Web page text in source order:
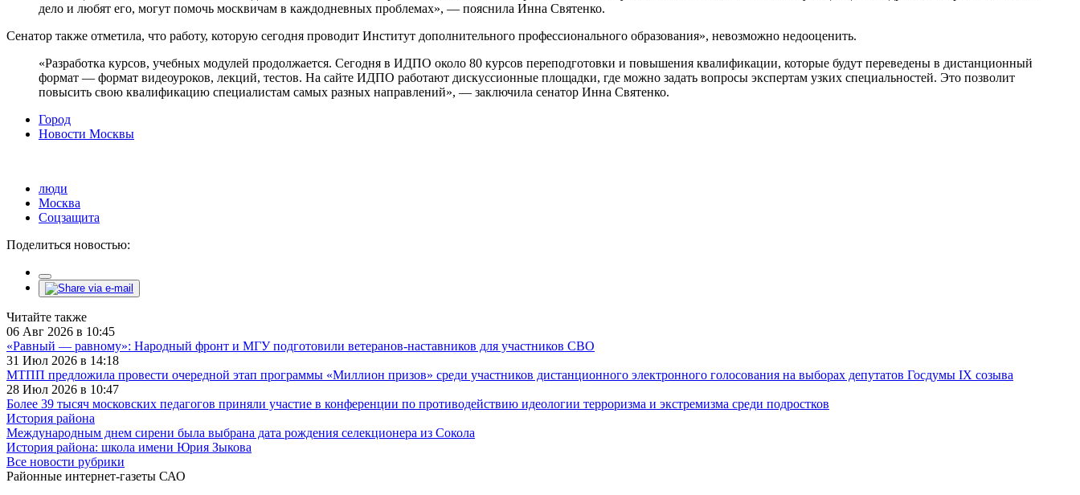
дело и любят его, могут помочь москвичам в каждодневных проблемах», — пояснила Инна Святенко.
Сенатор также отметила, что работу, которую сегодня проводит Институт дополнительного профессионального образования», невозможно недооценить.
«Разработка курсов, учебных модулей продолжается. Сегодня в ИДПО около 80 курсов переподготовки и повышения квалификации, которые будут переведены в дистанционный
формат — формат видеоуроков, лекций, тестов. На сайте ИДПО работают дискуссионные площадки, где можно задать вопросы экспертам узких специальностей. Это позволит
повысить свою квалификацию специалистам самых разных направлений», — заключила сенатор Инна Святенко.
Город
Новости Москвы
люди
Москва
Соцзащита
Поделиться новостью:
Читайте также
06 Авг 2026 в 10:45
«Равный — равному»: Народный фронт и МГУ подготовили ветеранов-наставников для участников СВО
31 Июл 2026 в 14:18
МТПП предложила провести очередной этап программы «Миллион призов» среди участников дистанционного электронного голосования на выборах депутатов Госдумы IX созыва
28 Июл 2026 в 10:47
Более 39 тысяч московских педагогов приняли участие в конференции по противодействию идеологии терроризма и экстремизма среди подростков
История района
Международным днем сирени была выбрана дата рождения селекционера из Сокола
История района: школа имени Юрия Зыкова
Все новости рубрики
Районные интернет-газеты САО